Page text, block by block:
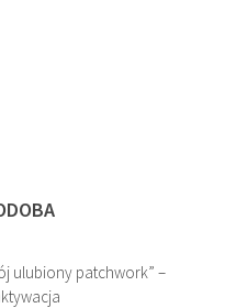
ulubiony patchwork” –